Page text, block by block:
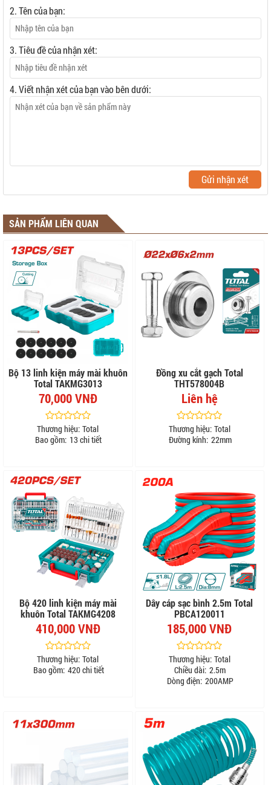
2. Tên của bạn:
3. Tiêu đề của nhận xét:
4. Viết nhận xét của bạn vào bên dưới:
Gửi nhận xét
SẢN PHẨM LIÊN QUAN
Bộ 13 linh kiện máy mài khuôn
Total TAKMG3013
70,000 VNĐ
Thương hiệu: Total
Bao gồm: 13 chi tiết
Đồng xu cắt gạch Total
THT578004B
Liên hệ
Thương hiệu: Total
Đường kính: 22mm
Bộ 420 linh kiện máy mài
khuôn Total TAKMG4208
410,000 VNĐ
Thương hiệu: Total
Bao gồm: 420 chi tiết
Dây cáp sạc bình 2.5m Total
PBCA120011
185,000 VNĐ
Thương hiệu: Total
Chiều dài: 2.5m
Dòng điện: 200AMP